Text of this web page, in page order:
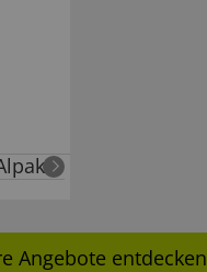
Angebote entdecken